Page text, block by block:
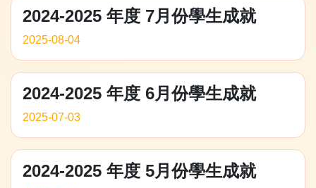
2024-2025 年度 7月份學生成就
2025-08-04
2024-2025 年度 6月份學生成就
2025-07-03
2024-2025 年度 5月份學生成就